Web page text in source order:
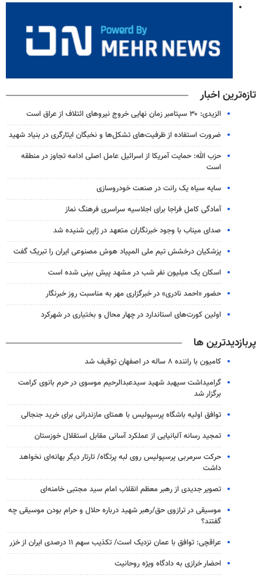
تازه‌ترین اخبار
الزیدی: ۳۰ سپتامبر زمان نهایی خروج نیروهای ائتلاف از عراق است
ضرورت استفاده از ظرفیت‌های تشکل‌ها و نخبگان ایثارگری در بنیاد شهید
حزب الله: حمایت آمریکا از اسرائیل عامل اصلی ادامه تجاوز در منطقه
است
سایه سیاه یک رانت در صنعت خودروسازی
آمادگی کامل فراجا برای اجلاسیه سراسری فرهنگ نماز
صدای میناب با وجود خبرنگاران متعهد در ژاپن شنیده شد
پزشکیان درخشش تیم ملی المپیاد هوش مصنوعی ایران را تبریک گفت
اسکان یک میلیون نفر شب در مشهد پیش بینی شده است
حضور «احمد نادری» در خبرگزاری مهر به مناسبت روز خبرنگار
اولین کورت‌های استاندارد در چهار محال و بختیاری در شهرکرد
پربازدیدترین ها
کامیون با راننده ۸ ساله در اصفهان توقیف شد
گرامیداشت سپهبد شهید سیدعبدالرحیم موسوی در حرم بانوی کرامت
برگزار شد
توافق اولیه باشگاه پرسپولیس با همتای مازندرانی برای خرید جنجالی
تمجید رسانه آلبانیایی از عملکرد آسانی مقابل استقلال خوزستان
حرکت سرمربی پرسپولیس روی لبه پرتگاه/ تارتار دیگر بهانه‌ای نخواهد
داشت
تصویر جدیدی از رهبر معظم انقلاب امام سید مجتبی خامنه‌ای
موسیقی در ترازوی حق/رهبر شهید درباره حلال و حرام بودن موسیقی چه
گفتند؟
عراقچی: توافق با عمان نزدیک است/ تکذیب سهم ۱۱ درصدی ایران از خزر
احضار خرازی به دادگاه ویژه روحانیت